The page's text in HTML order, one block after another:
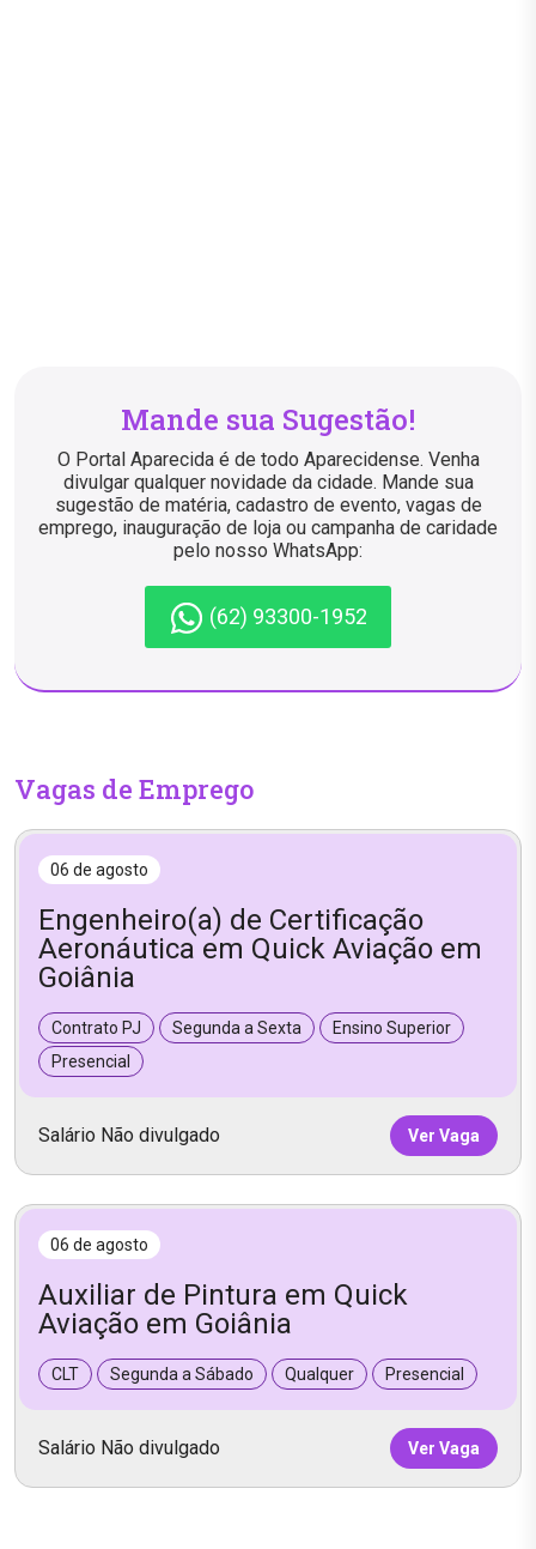
Mande sua Sugestão!
O Portal Aparecida é de todo Aparecidense. Venha
divulgar qualquer novidade da cidade. Mande sua
sugestão de matéria, cadastro de evento, vagas de
emprego, inauguração de loja ou campanha de caridade
pelo nosso WhatsApp:
(62) 93300-1952
Vagas de Emprego
06 de agosto
Engenheiro(a) de Certificação
Aeronáutica em Quick Aviação em
Goiânia
Contrato PJ Segunda a Sexta
Ensino Superior
Presencial
Salário Não divulgado Ver Vaga
06 de agosto
Auxiliar de Pintura em Quick
Aviação em Goiânia
CLT Segunda a Sábado Qualquer Presencial
Salário Não divulgado Ver Vaga